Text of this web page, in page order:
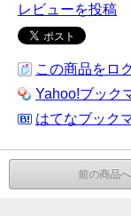
レビューを投稿
この商品をロ
Yahoo!ブック
はてなブック
前の商品へ